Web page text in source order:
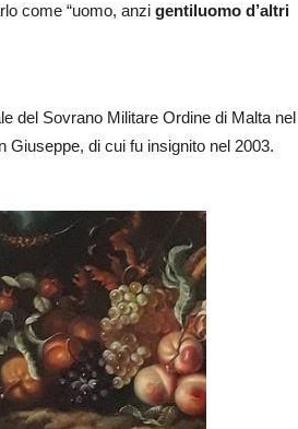
come “uomo, anzi gentiluomo d’altri
del Sovrano Militare Ordine di Malta nel
Giuseppe, di cui fu insignito nel 2003.